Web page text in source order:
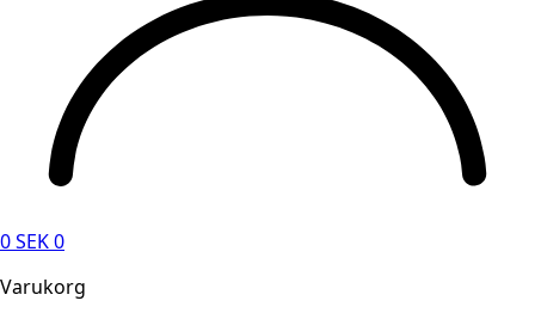
0SEK0
Varukorg